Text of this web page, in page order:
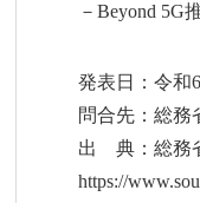
－Beyond 5G推
発表日：令和6
問合先：総務省
出 典：総務省
https://